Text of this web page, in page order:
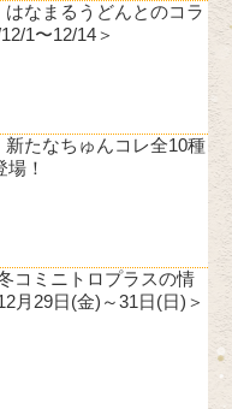
はなまるうどんとのコラ
1〜12/14＞
新たなちゅんコレ全10種
！
コミニトロプラスの情
月29日(金)～31日(日)＞